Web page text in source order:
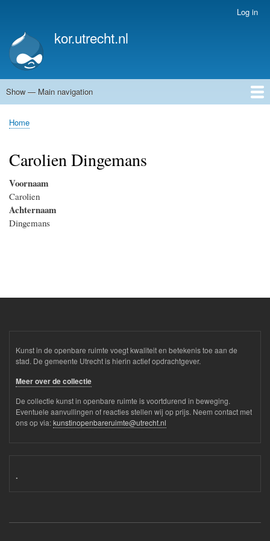
account
menu
Log in
kor.utrecht.nl
Main
Show — Main navigation
Home
Kunstwerken
Actueel
Routes
Breadcrumb
Home
Carolien Dingemans
Voornaam
Carolien
Achternaam
Dingemans
Kunst in de openbare ruimte voegt kwaliteit en betekenis toe aan de
stad. De gemeente Utrecht is hierin actief opdrachtgever.
Meer over de collectie
De collectie kunst in openbare ruimte is voortdurend in beweging.
Eventuele aanvullingen of reacties stellen wij op prijs. Neem contact met
ons op via:kunstinopenbareruimte@utrecht.nl
.